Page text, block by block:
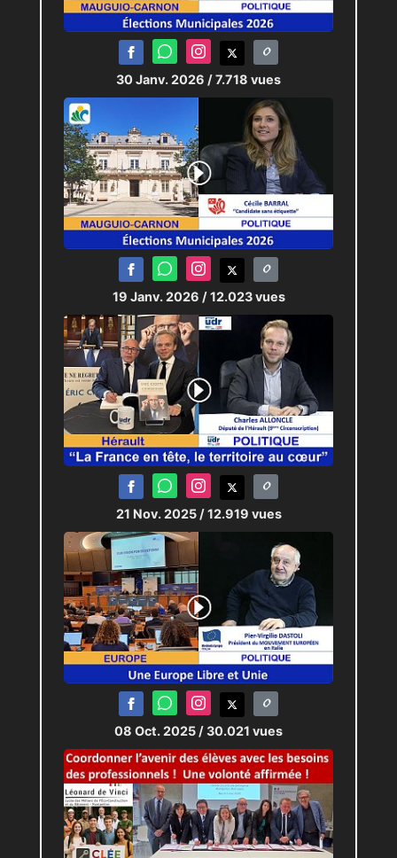
30 Janv. 2026 / 7.718 vues
19 Janv. 2026 / 12.023 vues
21 Nov. 2025 / 12.919 vues
08 Oct. 2025 / 30.021 vues